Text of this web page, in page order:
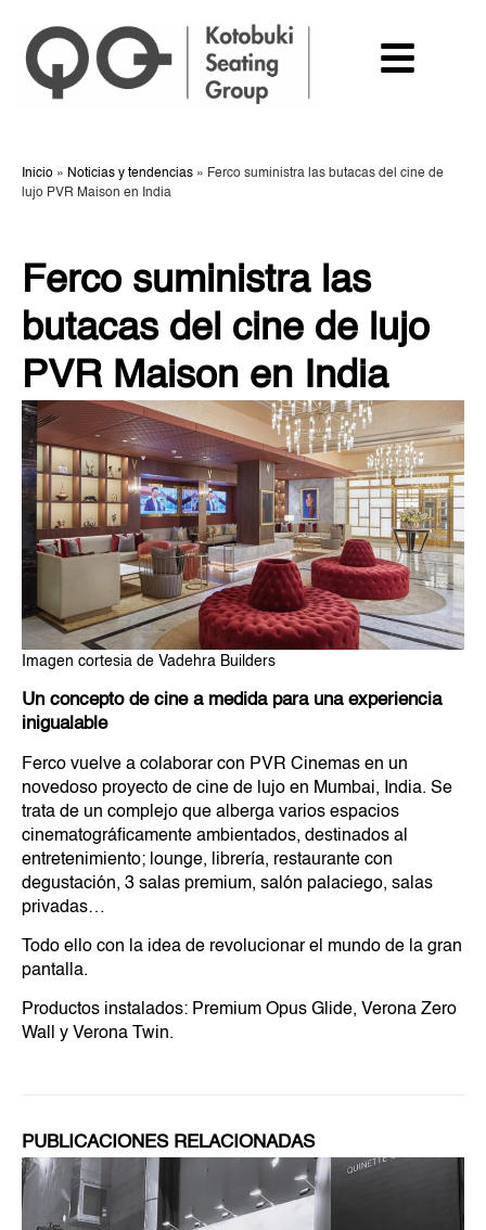
Inicio » Noticias y tendencias » Ferco suministra las butacas del cine de
lujo PVR Maison en India
Ferco suministra las
butacas del cine de lujo
PVR Maison en India
Imagen cortesia de Vadehra Builders
Un concepto de cine a medida para una experiencia
inigualable
Ferco vuelve a colaborar con PVR Cinemas en un
novedoso proyecto de cine de lujo en Mumbai, India. Se
trata de un complejo que alberga varios espacios
cinematográficamente ambientados, destinados al
entretenimiento; lounge, librería, restaurante con
degustación, 3 salas premium, salón palaciego, salas
privadas…
Todo ello con la idea de revolucionar el mundo de la gran
pantalla.
Productos instalados: Premium Opus Glide, Verona Zero
Wall y Verona Twin.
PUBLICACIONES RELACIONADAS